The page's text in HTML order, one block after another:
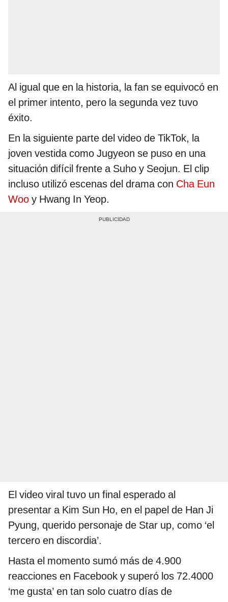
Al igual que en la historia, la fan se equivocó en
el primer intento, pero la segunda vez tuvo
éxito.
En la siguiente parte del video de TikTok, la
joven vestida como Jugyeon se puso en una
situación difícil frente a Suho y Seojun. El clip
incluso utilizó escenas del drama con Cha Eun
Woo y Hwang In Yeop.
El video viral tuvo un final esperado al
presentar a Kim Sun Ho, en el papel de Han Ji
Pyung, querido personaje de Star up, como ‘el
tercero en discordia’.
Hasta el momento sumó más de 4.900
reacciones en Facebook y superó los 72.4000
‘me gusta’ en tan solo cuatro días de